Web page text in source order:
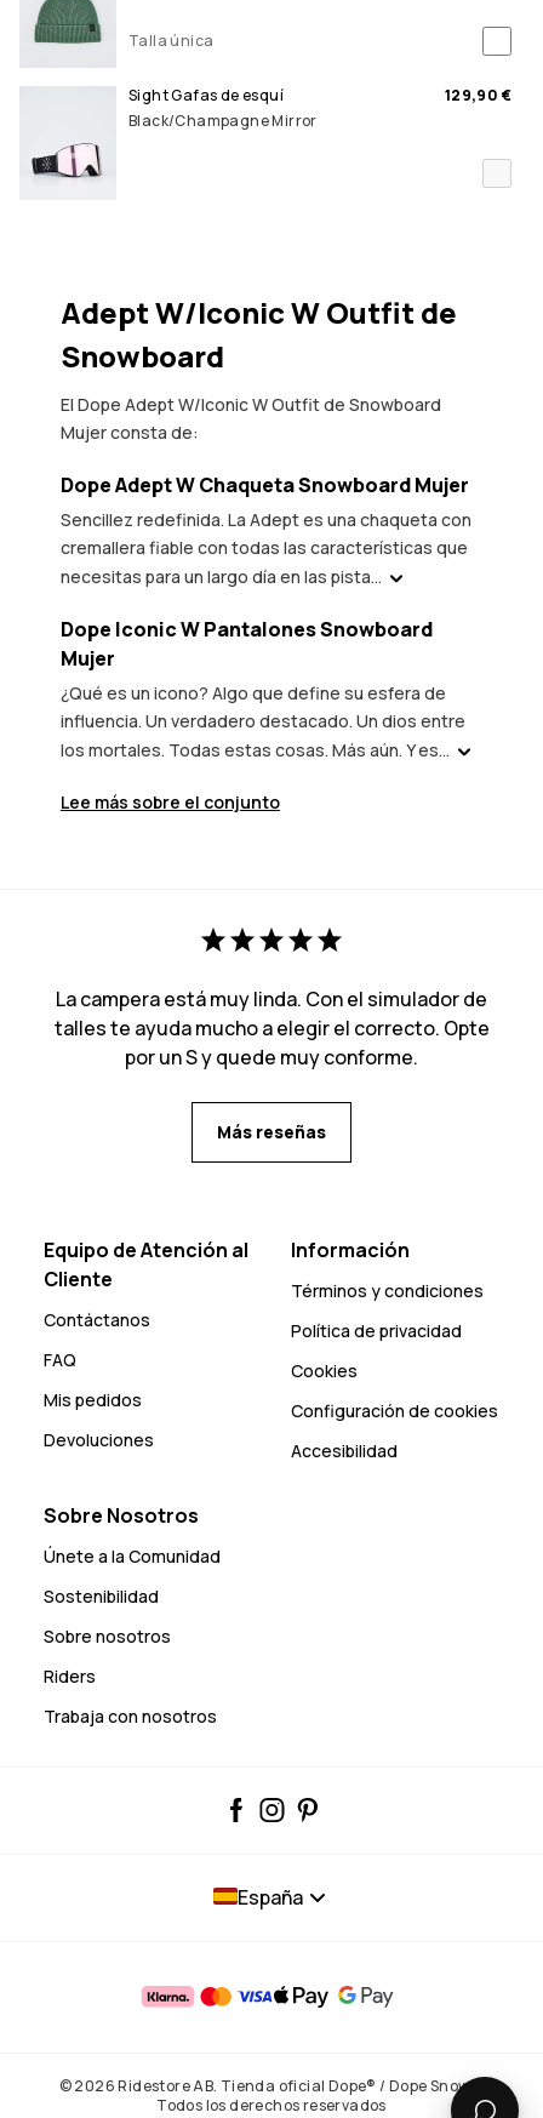
Talla única
Sight Gafas de esquí
Black/Champagne Mirror
129,90 €
Adept W/Iconic W Outfit de
Snowboard
El Dope Adept W/Iconic W Outfit de Snowboard
Mujer consta de:
Dope Adept W Chaqueta Snowboard Mujer
Sencillez redefinida. La Adept es una chaqueta con
cremallera fiable con todas las características que
necesitas para un largo día en las pista...
Dope Iconic W Pantalones Snowboard
Mujer
¿Qué es un icono? Algo que define su esfera de
influencia. Un verdadero destacado. Un dios entre
los mortales. Todas estas cosas. Más aún. Y es...
Lee más sobre el conjunto
La campera está muy linda. Con el simulador de
talles te ayuda mucho a elegir el correcto. Opte
por un S y quede muy conforme.
Más reseñas
Equipo de Atención al
Cliente
Contáctanos
FAQ
Mis pedidos
Devoluciones
Información
Términos y condiciones
Política de privacidad
Cookies
Configuración de cookies
Accesibilidad
Sobre Nosotros
Únete a la Comunidad
Sostenibilidad
Sobre nosotros
Riders
Trabaja con nosotros
España
© 2026 Ridestore AB. Tienda oficial Dope® / Dope Snow®.
Todos los derechos reservados